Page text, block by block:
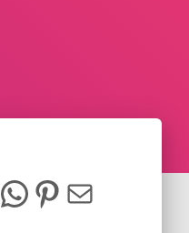
WhatsApp Pinterest Mail